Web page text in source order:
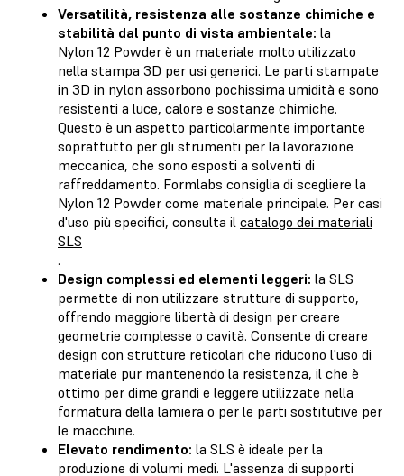
Versatilità, resistenza alle sostanze chimiche e
stabilità dal punto di vista ambientale: la
Nylon 12 Powder è un materiale molto utilizzato
nella stampa 3D per usi generici. Le parti stampate
in 3D in nylon assorbono pochissima umidità e sono
resistenti a luce, calore e sostanze chimiche.
Questo è un aspetto particolarmente importante
soprattutto per gli strumenti per la lavorazione
meccanica, che sono esposti a solventi di
raffreddamento. Formlabs consiglia di scegliere la
Nylon 12 Powder come materiale principale. Per casi
d'uso più specifici, consulta il catalogo dei materiali
SLS
.
Design complessi ed elementi leggeri: la SLS
permette di non utilizzare strutture di supporto,
offrendo maggiore libertà di design per creare
geometrie complesse o cavità. Consente di creare
design con strutture reticolari che riducono l'uso di
materiale pur mantenendo la resistenza, il che è
ottimo per dime grandi e leggere utilizzate nella
formatura della lamiera o per le parti sostitutive per
le macchine.
Elevato rendimento: la SLS è ideale per la
produzione di volumi medi. L'assenza di supporti